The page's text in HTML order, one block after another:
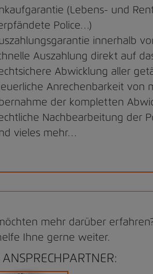
(Lebens- und
Police…)
innerhalb
Auszahlung direkt auf
Abwicklung aller
Anrechenbarkeit von
der kompletten
Nachbearbeitung der
vieles mehr…
mehr darüber
Ihne gerne weiter.
ANSPRECHPARTNER: